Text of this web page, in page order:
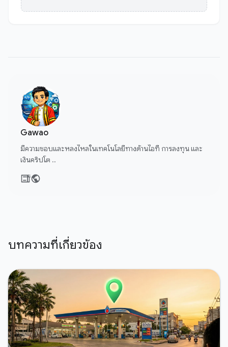
Gawao
มีความชอบและหลงไหลในเทคโนโลยีทางด้านไอที การลงทุน และ
เงินคริปโต ..
บทความที่เกี่ยวข้อง